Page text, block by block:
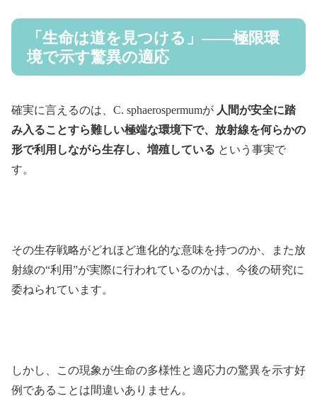
「生命は道を見つける」——極限環
境で示す驚異の適応
確実に言えるのは、C. sphaerospermumが 人間が安全に踏
み入ることすら難しい極端な環境下で、放射線を何らかの
形で利用しながら生存し、増殖している という事実で
す。
その生存戦略がどれほど進化的な意味を持つのか、また放
射線の“利用”が実際に行われているのかは、今後の研究に
委ねられています。
しかし、この現象が生命の多様性と適応力の驚異を示す好
例であることは間違いありません。